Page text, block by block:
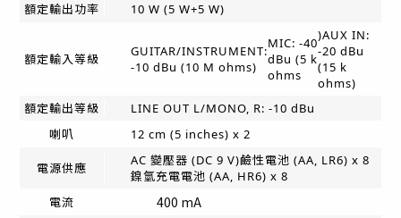
額定輸出功率 10 W (5 W+5 W)
額定輸入等級
GUITAR/INSTRUMENT:
-10 dBu (10 M ohms)
MIC: -40
dBu (5 k
ohms
)AUX IN:
-20 dBu
(15 k
ohms)
額定輸出等級
LINE OUT L/MONO, R: -10 dBu
喇叭
12 cm (5 inches) x 2
電源供應
AC 變壓器 (DC 9 V)鹼性電池 (AA, LR6) x 8
鎳氫充電電池 (AA, HR6) x 8
電流
400 mA